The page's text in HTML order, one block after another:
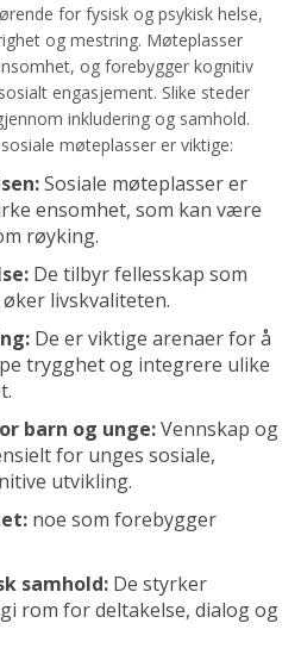
for fysisk og psykisk helse,
og mestring. Møteplasser
og forebygger kognitiv
engasjement. Slike steder
inkludering og samhold.
møteplasser er viktige:
Sosiale møteplasser er
ensomhet, som kan være
røyking.
De tilbyr fellesskap som
livskvaliteten.
De er viktige arenaer for å
trygghet og integrere ulike
barn og unge:Vennskap og
for unges sosiale,
utvikling.
noe som forebygger
samhold: De styrker
rom for deltakelse, dialog og